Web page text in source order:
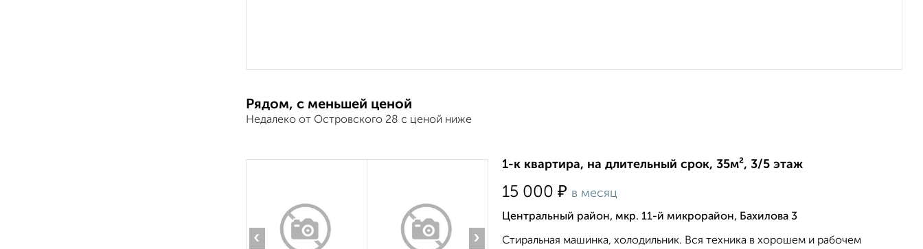
Рядом, с меньшей ценой
Недалеко от Островского 28 с ценой ниже
‹ ›
1-к квартира, на длительный срок, 35м², 3/5 этаж
15 000 ₽ в месяц
Центральный район, мкр. 11-й микрорайон, Бахилова 3
Стиральная машинка, холодильник. Вся техника в хорошем и рабочем